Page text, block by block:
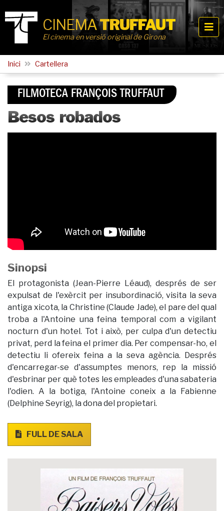
CINEMATRUFFAUT
El cinema en versió original de Girona
Inici Cartellera
FILMOTECA FRANÇOIS TRUFFAUT
Besos robados
Sinopsi
El protagonista (Jean-Pierre Léaud), després de ser
expulsat de l'exèrcit per insubordinació, visita la seva
antiga xicota, la Christine (Claude Jade), el pare del qual
troba a l'Antoine una feina temporal com a vigilant
nocturn d'un hotel. Tot i això, per culpa d'un detectiu
privat, perd la feina el primer dia. Per compensar-ho, el
detectiu li ofereix feina a la seva agència. Després
d'encarregar-se d'assumptes menors, rep la missió
d'esbrinar per què totes les empleades d'una sabateria
l'odien. A la botiga, l'Antoine coneix a la Fabienne
(Delphine Seyrig), la dona del propietari.
FULL DE SALA